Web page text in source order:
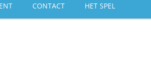
CONTACT HET SPEL